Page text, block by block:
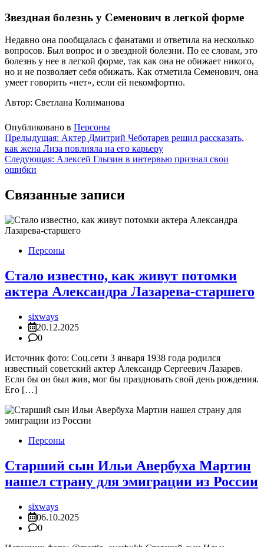
Звездная болезнь у Семенович в легкой форме
Недавно она пообщалась с фанатами и ответила на несколько
вопросов. Был вопрос и о звездной болезни. По ее словам, это
болезнь у нее в легкой форме, так как она не обижает никого,
но и не позволяет себя обижать. Как отметила Семенович, она
умеет говорить «нет», если ей некомфортно.
Автор: Светлана Колиманова
Опубликовано в Персоны
Навигация
по
записям
Предыдущая: Актер Дмитрий Чеботарев решил рассказать,
как жена Лиза повлияла на его карьеру
Следующая: Алексей Глызин в интервью признал свои
ошибки
Связанные записи
Персоны
Стало известно, как живут потомки
актера Александра Лазарева-старшего
sixways
20.12.2025
0
Источник фото: Соц.сети 3 января 1938 года родился
известный советский актер Александр Сергеевич Лазарев.
Если бы он был жив, мог бы праздновать свой день рождения.
Его […]
Персоны
Старший сын Ильи Авербуха Мартин
нашел страну для эмиграции из России
sixways
06.10.2025
0